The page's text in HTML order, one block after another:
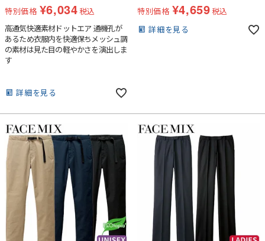
特別価格 ¥6,034税込
高通気快適素材ドットエア 通機孔が
あるため衣服内を快適保ちメッシュ調
の素材は見た目の軽やかさを演出しま
す
詳細を見る
特別価格 ¥4,659税込
詳細を見る